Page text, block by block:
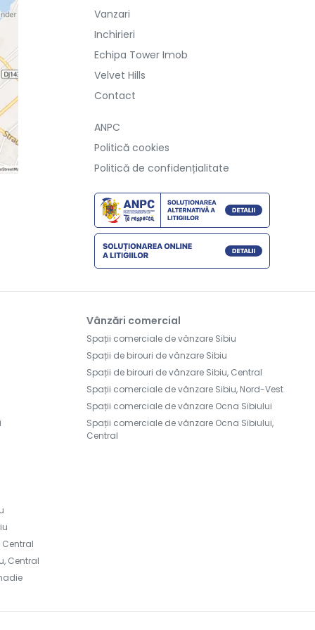
Vanzari
Inchirieri
Echipa Tower Imob
Velvet Hills
Contact
ANPC
Politică cookies
Politică de confidențialitate
Vânzări comercial
Spații comerciale de vânzare Sibiu
Spații de birouri de vânzare Sibiu
Spații de birouri de vânzare Sibiu, Central
Spații comerciale de vânzare Sibiu, Nord-Vest
Spații comerciale de vânzare Ocna Sibiului
Spații comerciale de vânzare Ocna Sibiului,
Central
Central